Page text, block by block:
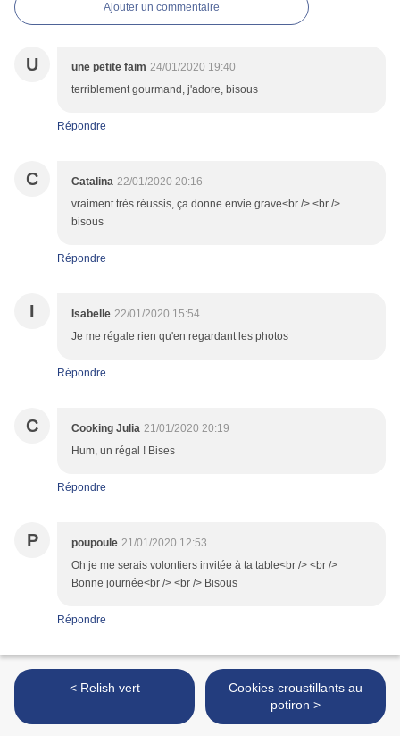
Ajouter un commentaire
U une petite faim 24/01/2020 19:40
terriblement gourmand, j'adore, bisous
Répondre
C Catalina 22/01/2020 20:16
vraiment très réussis, ça donne envie grave<br /> <br />
bisous
Répondre
I Isabelle 22/01/2020 15:54
Je me régale rien qu'en regardant les photos
Répondre
C Cooking Julia 21/01/2020 20:19
Hum, un régal ! Bises
Répondre
P poupoule 21/01/2020 12:53
Oh je me serais volontiers invitée à ta table<br /> <br />
Bonne journée<br /> <br /> Bisous
Répondre
< Relish vert
Cookies croustillants au
potiron >